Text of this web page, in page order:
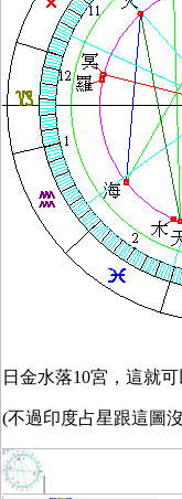
日金水落10宮，這就
(不過印度占星跟這圖